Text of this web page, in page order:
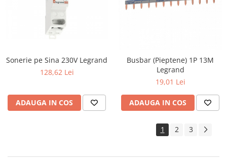
Sonerie pe Sina 230V Legrand
128,62 Lei
ADAUGA IN COS
Busbar (Pieptene) 1P 13M
Legrand
19,01 Lei
ADAUGA IN COS
1 2 3